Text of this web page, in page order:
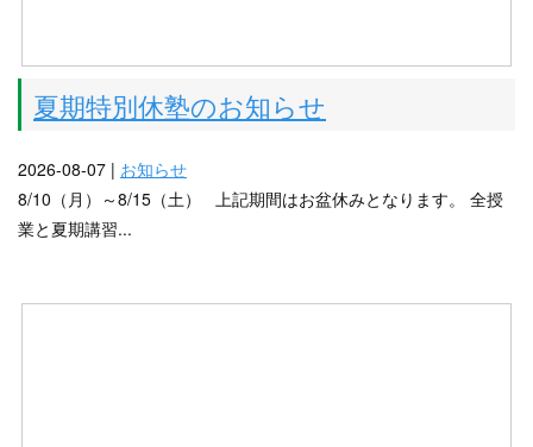
夏期特別休塾のお知らせ
2026-08-07 | お知らせ
8/10（月）～8/15（土） 上記期間はお盆休みとなります。 全授
業と夏期講習...